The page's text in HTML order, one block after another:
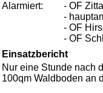
Alarmiert:
- OF
-
- OF
- OF
Einsatzbericht
Nur eine Stunde nach
100qm Waldboden an